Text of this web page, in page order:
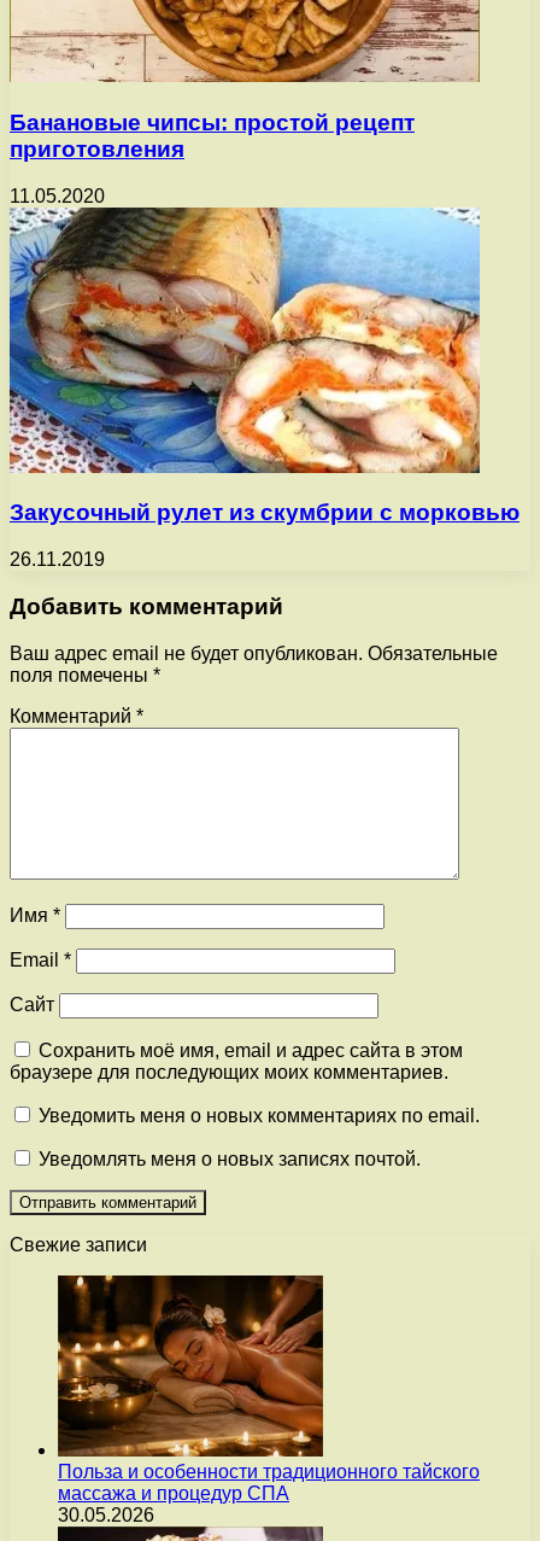
Банановые чипсы: простой рецепт
приготовления
11.05.2020
Закусочный рулет из скумбрии с морковью
26.11.2019
Добавить комментарий
Ваш адрес email не будет опубликован. Обязательные
поля помечены *
Комментарий *
Имя *
Email *
Сайт
Сохранить моё имя, email и адрес сайта в этом
браузере для последующих моих комментариев.
Уведомить меня о новых комментариях по email.
Уведомлять меня о новых записях почтой.
Свежие записи
Польза и особенности традиционного тайского
массажа и процедур СПА
30.05.2026